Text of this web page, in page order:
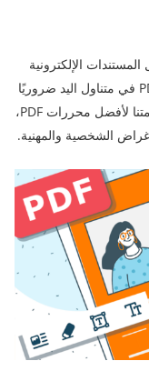
الإلكترونية
عبر الصناعات والقطاعات، أصبح وجود محرر PDF في متناول اليد ضروريًا
للغاية في عام 2024. ستجد في هذه المقالة قائمتنا لأفضل محررات PDF،
الشخصية والمهنية.